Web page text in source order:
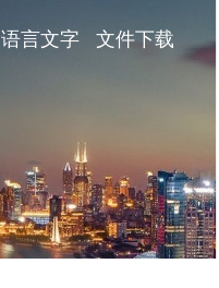
语言文字 文件下载